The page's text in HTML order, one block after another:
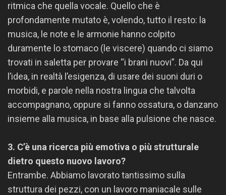
ritmica che quella vocale. Quello che è
profondamente mutato è, volendo, tutto il resto: la
musica, le note e le armonie hanno colpito
duramente lo stomaco (le viscere) quando ci siamo
trovati in saletta per provare “i brani nuovi”. Da qui
l’idea, in realtà l’esigenza, di usare dei suoni duri o
morbidi, e parole nella nostra lingua che talvolta
accompagnano, oppure si fanno ossatura, o danzano
insieme alla musica, in base alla pulsione che nasce.
3. C’è una ricerca più emotiva o più strutturale
dietro questo nuovo lavoro?
Entrambe. Abbiamo lavorato tantissimo sulla
struttura dei pezzi, con un lavoro maniacale sulle